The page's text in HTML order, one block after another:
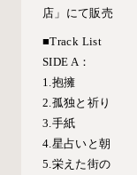
店」にて販売
■Track List
SIDE A：
1.抱擁
2.孤独と祈り
3.手紙
4.星占いと朝
5.栄えた街の